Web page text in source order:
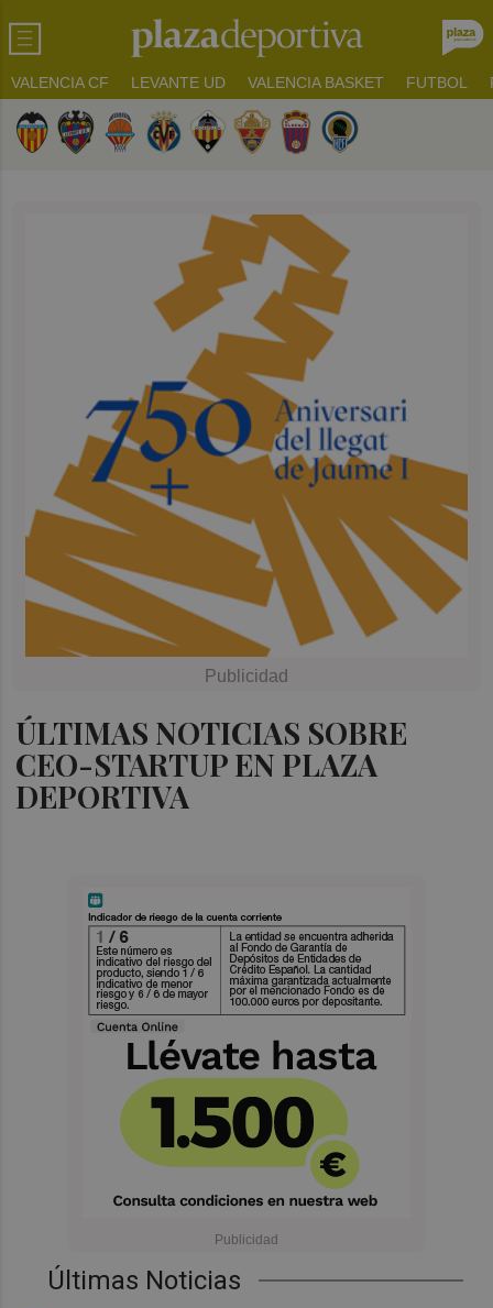
VALENCIA CF LEVANTE UD VALENCIA BASKET FUTBOL
ÚLTIMAS NOTICIAS SOBRE
CEO-STARTUP EN PLAZA
DEPORTIVA
Últimas Noticias